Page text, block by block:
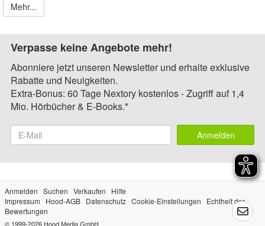
Mehr...
Verpasse keine Angebote mehr!
Abonniere jetzt unseren Newsletter und erhalte exklusive
Rabatte und Neuigkeiten.
Extra-Bonus: 60 Tage Nextory kostenlos - Zugriff auf 1,4
Mio. Hörbücher & E-Books.*
Anmelden
Anmelden Suchen Verkaufen
Hilfe
Impressum
Hood-AGB Datenschutz Cookie-Einstellungen
Echtheit der
Bewertungen
© 1999-2026 Hood Media GmbH